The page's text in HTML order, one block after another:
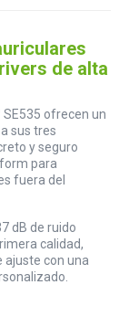
de alta
SE535 ofrecen un
sus tres
y seguro
para
fuera del
dB de ruido
calidad,
ajuste con una